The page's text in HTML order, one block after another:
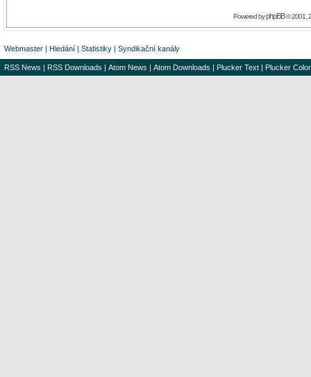
Powered byphpBB© 2001,
Webmaster | Hledání | Statistiky | Syndikační kanály
RSS News | RSS Downloads | Atom News | Atom Downloads | Plucker Text | Plucker Color